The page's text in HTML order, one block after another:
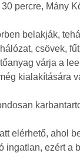
percre, Mány
belakják,
csövek,
várja a
kialakítására
elérhető, ahol
ingatlan, ezért